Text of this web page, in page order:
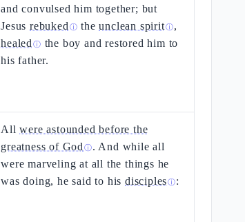
and convulsed him together; but
Jesusrebuked ⓘ theunclean spiritⓘ,
healed ⓘ the boy and restored him to
his father.
Allwere astounded before the
greatness of God ⓘ. And while all
were marveling at all the things he
was doing, he said to hisdisciplesⓘ: